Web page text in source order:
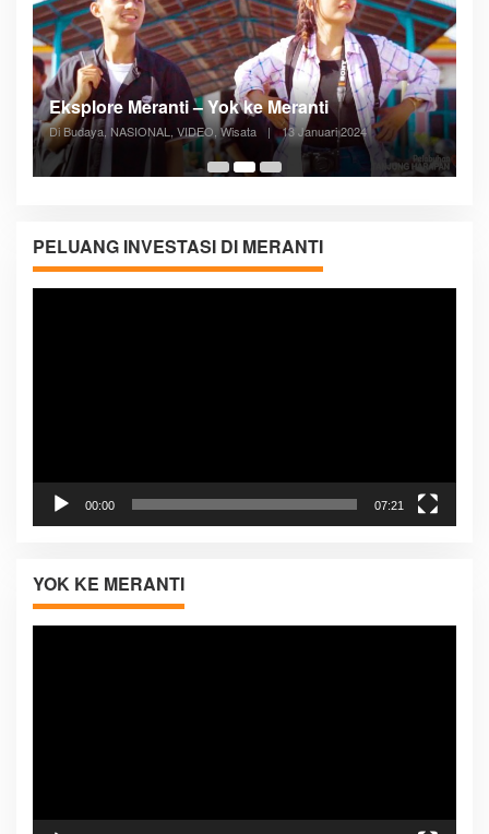
05:08
Posyandu Melayani Semua Siklus Hidup
Di ADVERTORIAL, Kesehatan, VIDEO 27 Desember 2023
PELUANG INVESTASI DI MERANTI
Pemutar
00:00 07:21
YOK KE MERANTI